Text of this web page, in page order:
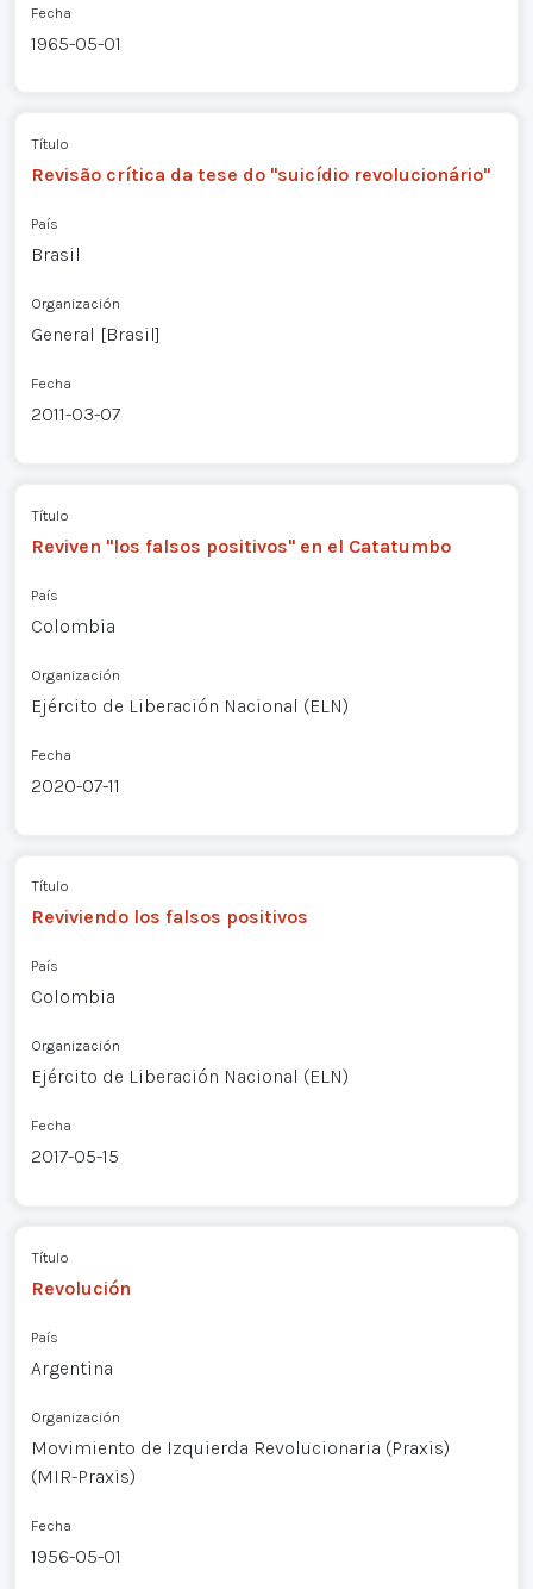
Fecha
1965-05-01
Título
Revisão crítica da tese do "suicídio revolucionário"
País
Brasil
Organización
General [Brasil]
Fecha
2011-03-07
Título
Reviven "los falsos positivos" en el Catatumbo
País
Colombia
Organización
Ejército de Liberación Nacional (ELN)
Fecha
2020-07-11
Título
Reviviendo los falsos positivos
País
Colombia
Organización
Ejército de Liberación Nacional (ELN)
Fecha
2017-05-15
Título
Revolución
País
Argentina
Organización
Movimiento de Izquierda Revolucionaria (Praxis)
(MIR-Praxis)
Fecha
1956-05-01